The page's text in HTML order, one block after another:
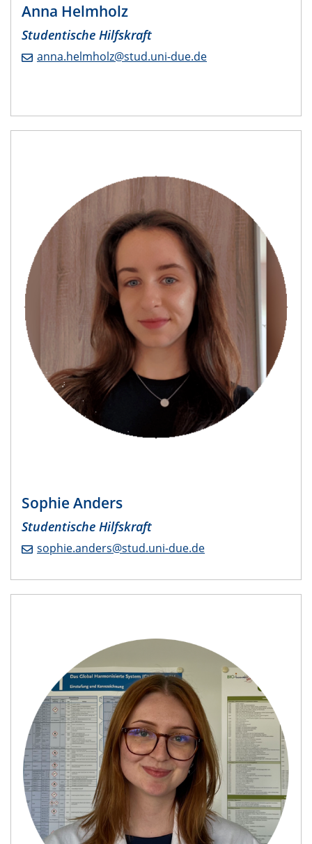
Anna Helmholz
Studentische Hilfskraft
anna.helmholz@stud.uni-due.de
Sophie Anders
​Studentische Hilfskraft
sophie.anders@stud.uni-due.de